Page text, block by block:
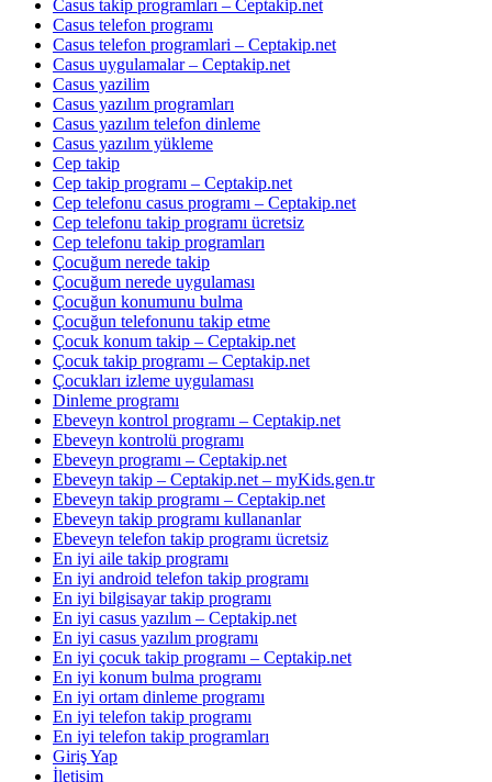
Casus takip programları – Ceptakip.net
Casus telefon programı
Casus telefon programlari – Ceptakip.net
Casus uygulamalar – Ceptakip.net
Casus yazilim
Casus yazılım programları
Casus yazılım telefon dinleme
Casus yazılım yükleme
Cep takip
Cep takip programı – Ceptakip.net
Cep telefonu casus programı – Ceptakip.net
Cep telefonu takip programı ücretsiz
Cep telefonu takip programları
Çocuğum nerede takip
Çocuğum nerede uygulaması
Çocuğun konumunu bulma
Çocuğun telefonunu takip etme
Çocuk konum takip – Ceptakip.net
Çocuk takip programı – Ceptakip.net
Çocukları izleme uygulaması
Dinleme programı
Ebeveyn kontrol programı – Ceptakip.net
Ebeveyn kontrolü programı
Ebeveyn programı – Ceptakip.net
Ebeveyn takip – Ceptakip.net – myKids.gen.tr
Ebeveyn takip programı – Ceptakip.net
Ebeveyn takip programı kullananlar
Ebeveyn telefon takip programı ücretsiz
En iyi aile takip programı
En iyi android telefon takip programı
En iyi bilgisayar takip programı
En iyi casus yazılım – Ceptakip.net
En iyi casus yazılım programı
En iyi çocuk takip programı – Ceptakip.net
En iyi konum bulma programı
En iyi ortam dinleme programı
En iyi telefon takip programı
En iyi telefon takip programları
Giriş Yap
İletişim